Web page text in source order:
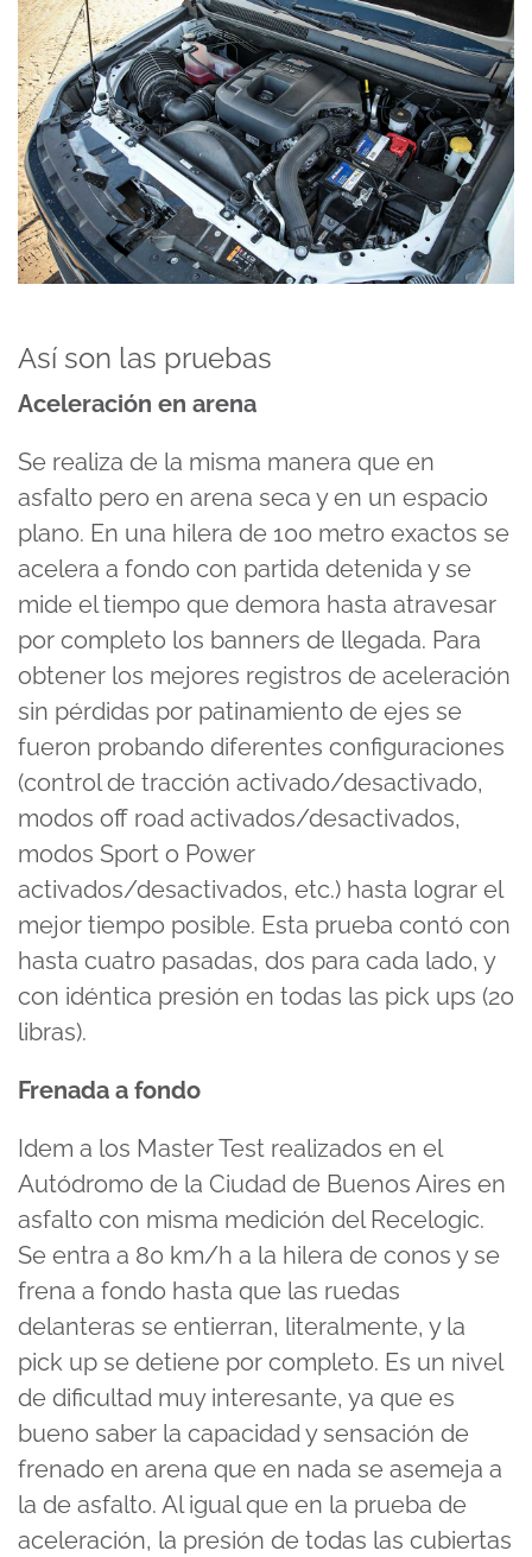
Así son las pruebas
Aceleración en arena
Se realiza de la misma manera que en
asfalto pero en arena seca y en un espacio
plano. En una hilera de 100 metro exactos se
acelera a fondo con partida detenida y se
mide el tiempo que demora hasta atravesar
por completo los banners de llegada. Para
obtener los mejores registros de aceleración
sin pérdidas por patinamiento de ejes se
fueron probando diferentes configuraciones
(control de tracción activado/desactivado,
modos off road activados/desactivados,
modos Sport o Power
activados/desactivados, etc.) hasta lograr el
mejor tiempo posible. Esta prueba contó con
hasta cuatro pasadas, dos para cada lado, y
con idéntica presión en todas las pick ups (20
libras).
Frenada a fondo
Idem a los Master Test realizados en el
Autódromo de la Ciudad de Buenos Aires en
asfalto con misma medición del Recelogic.
Se entra a 80 km/h a la hilera de conos y se
frena a fondo hasta que las ruedas
delanteras se entierran, literalmente, y la
pick up se detiene por completo. Es un nivel
de dificultad muy interesante, ya que es
bueno saber la capacidad y sensación de
frenado en arena que en nada se asemeja a
la de asfalto. Al igual que en la prueba de
aceleración, la presión de todas las cubiertas